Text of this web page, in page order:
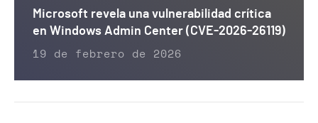
Microsoft revela una vulnerabilidad crítica
en Windows Admin Center (CVE-2026-26119)
19 de febrero de 2026